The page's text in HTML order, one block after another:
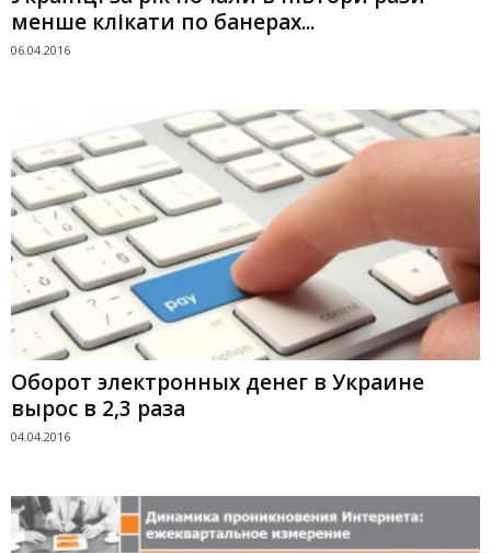
менше клікати по банерах...
06.04.2016
Оборот электронных денег в Украине
вырос в 2,3 раза
04.04.2016